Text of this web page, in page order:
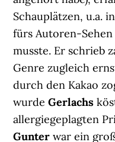
Schauplätzen, u.a.
fürs Autoren-
musste. Er schrieb
Genre zugleich
durch den Kakao
wurdeGerlachs
allergiegeplagten
Gunter war ein